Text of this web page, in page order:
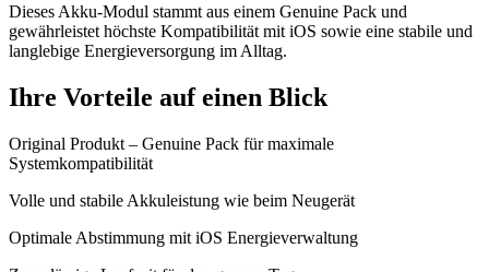
Dieses Akku-Modul stammt aus einem Genuine Pack und
gewährleistet höchste Kompatibilität mit iOS sowie eine stabile und
langlebige Energieversorgung im Alltag.
Ihre Vorteile auf einen Blick
Original Produkt – Genuine Pack für maximale
Systemkompatibilität
Volle und stabile Akkuleistung wie beim Neugerät
Optimale Abstimmung mit iOS Energieverwaltung